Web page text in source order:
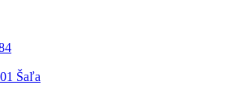
Šaľa